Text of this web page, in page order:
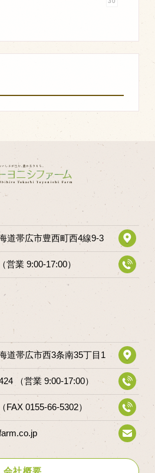
道帯広市豊西町西4線9-3
営業 9:00-17:00）
道帯広市西3条南35丁目1
（営業 9:00-17:00）
FAX 0155-66-5302）
会社概要